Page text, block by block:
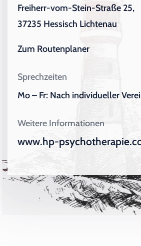
Freiherr-vom-Stein-Straße 25,
37235 Hessisch Lichtenau
Zum Routenplaner
Sprechzeiten
Mo – Fr: Nach individueller
Weitere Informationen
www.hp-